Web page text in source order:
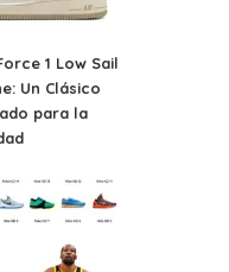
1 Low Sail
Un Clásico
para la